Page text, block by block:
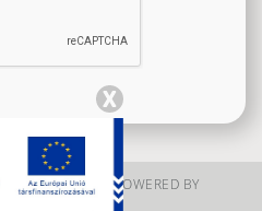
|DESIGNED & POWERED BY
X